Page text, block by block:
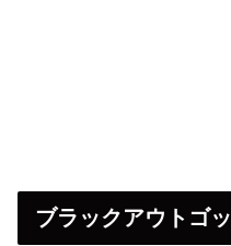
ブラックアウトゴ